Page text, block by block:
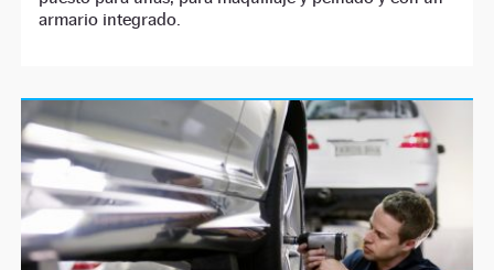
armario integrado.